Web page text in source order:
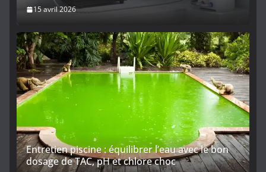
15 avril 2026
Entretien piscine : équilibrer l’eau avec le bon
dosage de TAC, pH et chlore choc